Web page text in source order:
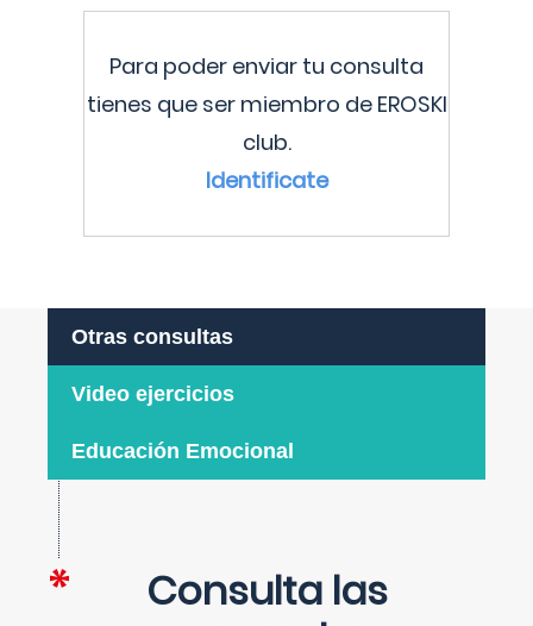
Para poder enviar tu consulta
tienes que ser miembro de EROSKI
club.
Identificate
Otras consultas
Video ejercicios
Educación Emocional
Consulta las